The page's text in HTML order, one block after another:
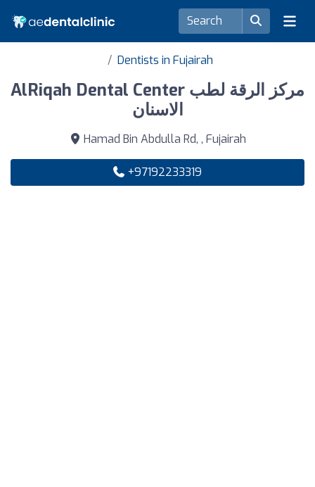
Dentists in Fujairah
AlRiqah Dental Center مركز الرقة لطب
الاسنان
Hamad Bin Abdulla Rd, , Fujairah
+97192233319